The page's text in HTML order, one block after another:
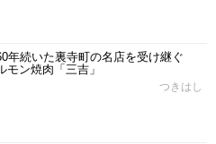
年続いた裏寺町の名店を受け継ぐ
モン焼肉「三吉」
つきはし